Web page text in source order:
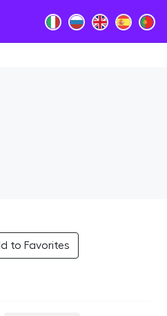
to Favorites